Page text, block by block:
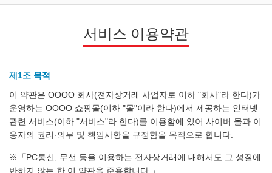
서비스 이용약관
제1조 목적
이 약관은 OOOO 회사(전자상거래 사업자로 이하 "회사"라 한다)가
운영하는 OOOO 쇼핑몰(이하 "몰"이라 한다)에서 제공하는 인터넷
관련 서비스(이하 "서비스"라 한다)를 이용함에 있어 사이버 몰과 이
용자의 권리·의무 및 책임사항을 규정함을 목적으로 합니다.
※「PC통신, 무선 등을 이용하는 전자상거래에 대해서도 그 성질에
반하지 않는 한 이 약관을 준용합니다.」